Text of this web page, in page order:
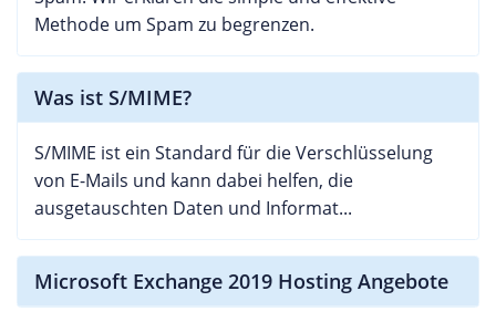
Methode um Spam zu begrenzen.
Was ist S/MIME?
S/MIME ist ein Standard für die Verschlüsselung
von E-Mails und kann dabei helfen, die
ausgetauschten Daten und Informat...
Microsoft Exchange 2019 Hosting Angebote